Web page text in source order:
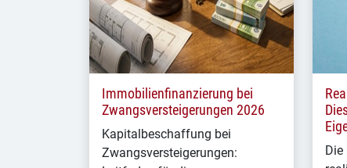
Immobilienfinanzierung bei
Zwangsversteigerungen 2026
Kapitalbeschaffung bei
Zwangsversteigerungen:
Die